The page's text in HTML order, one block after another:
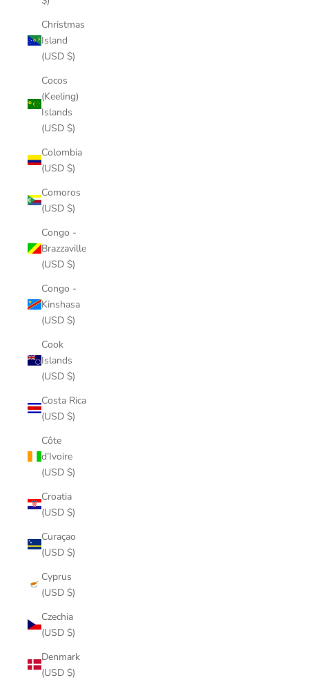
Christmas
Island
(USD $)
Cocos
(Keeling)
Islands
(USD $)
Colombia
(USD $)
Comoros
(USD $)
Congo -
Brazzaville
(USD $)
Congo -
Kinshasa
(USD $)
Cook
Islands
(USD $)
Costa Rica
(USD $)
Côte
d’Ivoire
(USD $)
Croatia
(USD $)
Curaçao
(USD $)
Cyprus
(USD $)
Czechia
(USD $)
Denmark
(USD $)